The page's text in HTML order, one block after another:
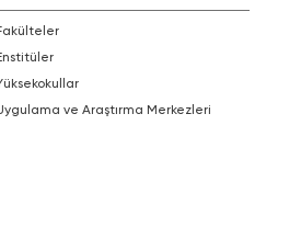
Fakülteler
Enstitüler
Yüksekokullar
Uygulama ve Araştırma Merkezleri